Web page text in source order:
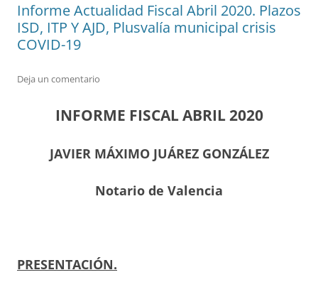
Informe Actualidad Fiscal Abril 2020. Plazos
ISD, ITP Y AJD, Plusvalía municipal crisis
COVID-19
Deja un comentario
INFORME FISCAL ABRIL 2020
JAVIER MÁXIMO JUÁREZ GONZÁLEZ
Notario de Valencia
PRESENTACIÓN.